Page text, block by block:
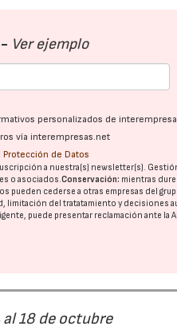
Ver ejemplo
personalizados de
vía interempresas.net
Protección de Datos
a nuestra(s) newsletter(s).
o asociados.Conservación: mientras
pueden cederse a otras empresas del
del tratatamiento y decisiones
puede presentar reclamación ante la
18 de octubre